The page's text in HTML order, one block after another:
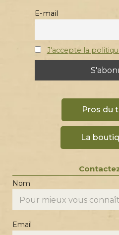
E-mail
J'accepte la
Pros du
La
Nom
Email